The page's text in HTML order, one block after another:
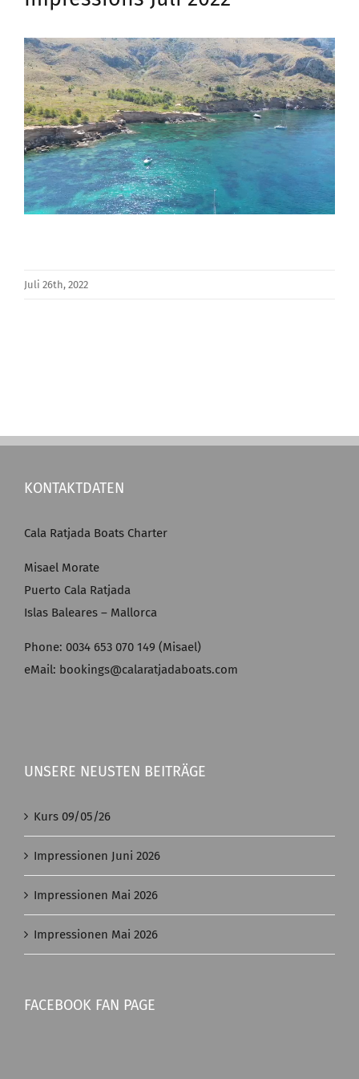
Juli 26th, 2022
KONTAKTDATEN
Cala Ratjada Boats Charter
Misael Morate
Puerto Cala Ratjada
Islas Baleares – Mallorca
Phone: 0034 653 070 149 (Misael)
eMail: bookings@calaratjadaboats.com
UNSERE NEUSTEN BEITRÄGE
Kurs 09/05/26
Impressionen Juni 2026
Impressionen Mai 2026
Impressionen Mai 2026
FACEBOOK FAN PAGE